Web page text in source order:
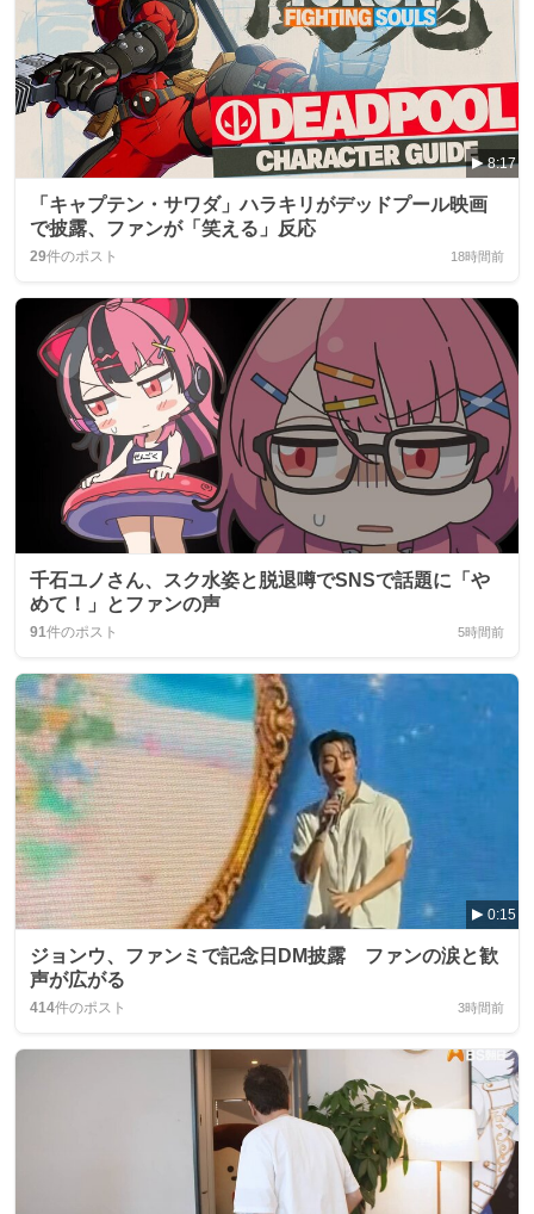
8:17
「キャプテン・サワダ」ハラキリがデッドプール映画
で披露、ファンが「笑える」反応
29件のポスト 18時間前
千石ユノさん、スク水姿と脱退噂でSNSで話題に「や
めて！」とファンの声
91件のポスト 5時間前
0:15
ジョンウ、ファンミで記念日DM披露 ファンの涙と歓
声が広がる
414件のポスト 3時間前